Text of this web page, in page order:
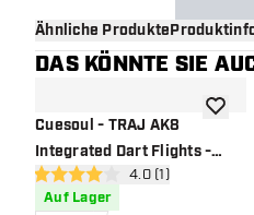
Ähnliche Produkte
DAS KÖNNTE SIE
Cuesoul - TRAJ AK8
Integrated Dart Flights -
Diamond Shape - Yellow -
Dart Flights
4 Bewertungssterne
4.0 (1)
Auf Lager
Zur